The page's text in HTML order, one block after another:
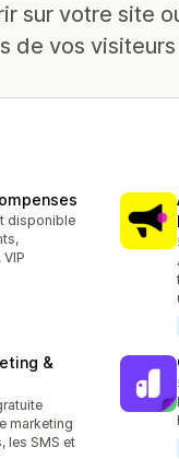
sur votre site
de vos
disponible
&
marketing
les SMS et